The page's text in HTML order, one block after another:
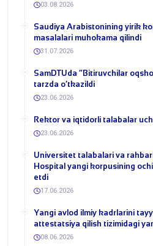
03.08.2026
​Saudiya Arabistonining yirik
masalalari muhokama qilindi
31.07.2026
​SamDTUda “Bitiruvchilar
tarzda o‘tkazildi
23.06.2026
​Rektor va iqtidorli talabalar
23.06.2026
Universitet talabalari va
Hospital yangi korpusining
etdi
17.06.2026
Yangi avlod ilmiy kadrlarini
attestatsiya qilish tizimidagi
08.06.2026